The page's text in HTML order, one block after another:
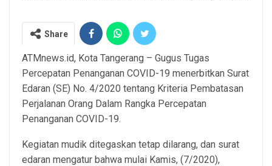
Share
ATMnews.id, Kota Tangerang – Gugus Tugas
Percepatan Penanganan COVID-19 menerbitkan Surat
Edaran (SE) No. 4/2020 tentang Kriteria Pembatasan
Perjalanan Orang Dalam Rangka Percepatan
Penanganan COVID-19.
Kegiatan mudik ditegaskan tetap dilarang, dan surat
edaran mengatur bahwa mulai Kamis, (7/2020),